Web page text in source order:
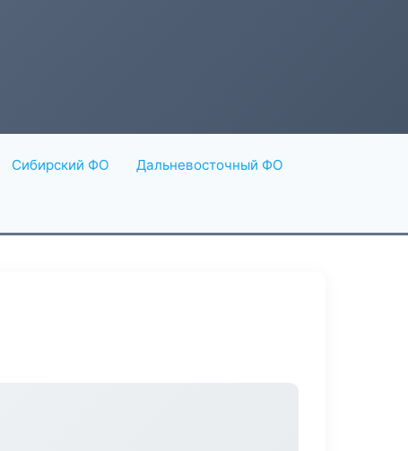
Сибирский ФО Дальневосточный ФО